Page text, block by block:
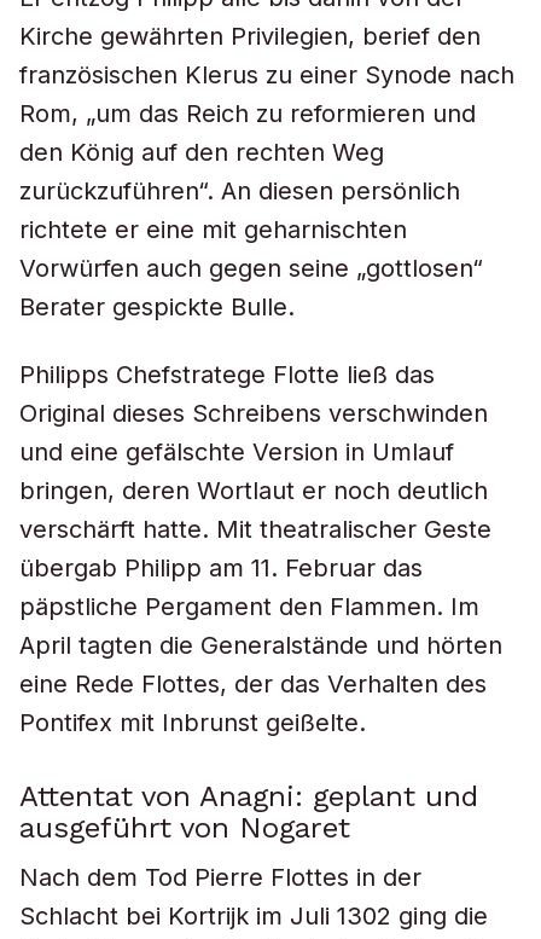
Kirche gewährten Privilegien, berief den
französischen Klerus zu einer Synode nach
Rom, „um das Reich zu reformieren und
den König auf den rechten Weg
zurückzuführen“. An diesen persönlich
richtete er eine mit geharnischten
Vorwürfen auch gegen seine „gottlosen“
Berater gespickte Bulle.
Philipps Chefstratege Flotte ließ das
Original dieses Schreibens verschwinden
und eine gefälschte Version in Umlauf
bringen, deren Wortlaut er noch deutlich
verschärft hatte. Mit theatralischer Geste
übergab Philipp am 11. Februar das
päpstliche Pergament den Flammen. Im
April tagten die Generalstände und hörten
eine Rede Flottes, der das Verhalten des
Pontifex mit Inbrunst geißelte.
Attentat von Anagni: geplant und
ausgeführt von Nogaret
Nach dem Tod Pierre Flottes in der
Schlacht bei Kortrijk im Juli 1302 ging die